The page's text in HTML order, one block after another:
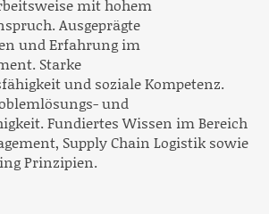
mit hohem
Ausgeprägte
und Erfahrung im
Starke
und soziale Kompetenz.
und
Fundiertes Wissen im Bereich
Supply Chain Logistik sowie
Prinzipien.